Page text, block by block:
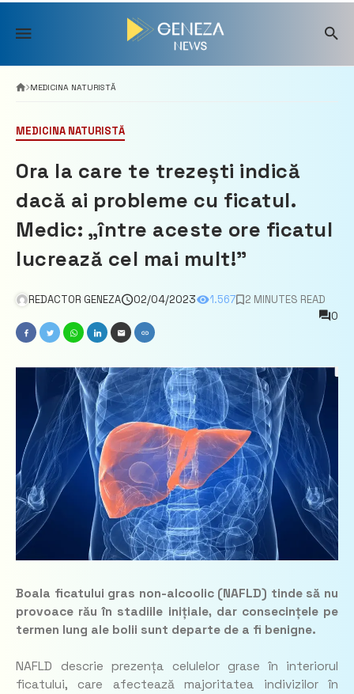
Skip
content
MEDICINA NATURISTĂ
MEDICINA NATURISTĂ
Ora la care te trezești indică
dacă ai probleme cu ficatul.
Medic: „între aceste ore ficatul
lucrează cel mai mult!”
REDACTOR GENEZA 02/04/2023 1.567
2 MINUTES READ
0
Boala ficatului gras non-alcoolic (NAFLD) tinde să nu
provoace rău în stadiile inițiale, dar consecințele pe
termen lung ale bolii sunt departe de a fi benigne.
NAFLD descrie prezența celulelor grase în interiorul
ficatului, care afectează majoritatea indivizilor în